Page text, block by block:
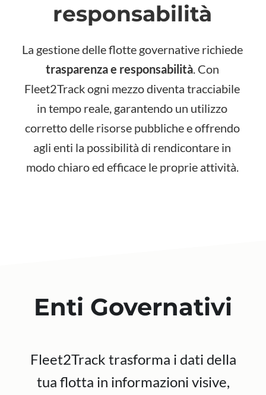
responsabilità
La gestione delle flotte governative richiede
trasparenza e responsabilità. Con
Fleet2Track ogni mezzo diventa tracciabile
in tempo reale, garantendo un utilizzo
corretto delle risorse pubbliche e offrendo
agli enti la possibilità di rendicontare in
modo chiaro ed efficace le proprie attività.
Enti Governativi
Fleet2Track trasforma i dati della
tua flotta in informazioni visive,